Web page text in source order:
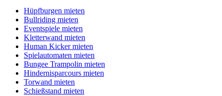
Hüpfburgen mieten
Bullriding mieten
Eventspiele mieten
Kletterwand mieten
Human Kicker mieten
Spielautomaten mieten
Bungee Trampolin mieten
Hindernisparcours mieten
Torwand mieten
Schießstand mieten